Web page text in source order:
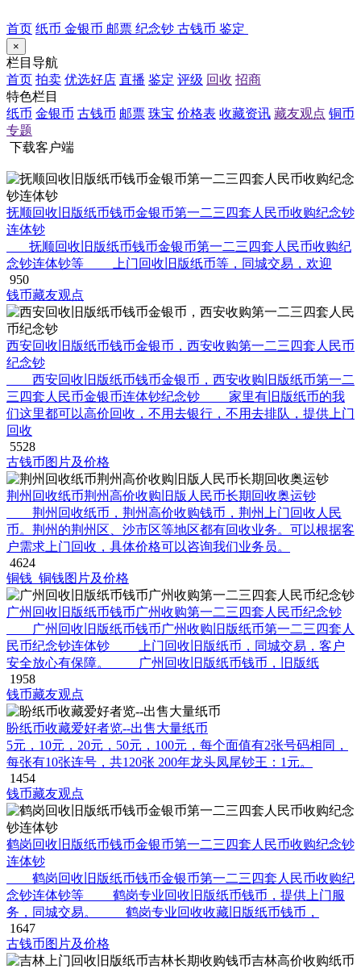
首页 纸币 金银币 邮票 纪念钞 古钱币 鉴定
×
栏目导航
首页 拍卖 优选好店 直播 鉴定 评级 回收 招商
特色栏目
纸币 金银币 古钱币 邮票 珠宝 价格表 收藏资讯 藏友观点 铜币
专题
下载客户端
抚顺回收旧版纸币钱币金银币第一二三四套人民币收购纪念钞
连体钞
抚顺回收旧版纸币钱币金银币第一二三四套人民币收购纪
念钞连体钞等 上门回收旧版纸币等，同城交易，欢迎
950
钱币藏友观点
西安回收旧版纸币钱币金银币，西安收购第一二三四套人民币
纪念钞
西安回收旧版纸币钱币金银币，西安收购旧版纸币第一二
三四套人民币金银币连体钞纪念钞 家里有旧版纸币的我
们这里都可以高价回收，不用去银行，不用去排队，提供上门
回收
5528
古钱币图片及价格
荆州回收纸币荆州高价收购旧版人民币长期回收奥运钞
荆州回收纸币，荆州高价收购钱币，荆州上门回收人民
币。荆州的荆州区、沙市区等地区都有回收业务。可以根据客
户需求上门回收，具体价格可以咨询我们业务员。
4624
铜钱_铜钱图片及价格
广州回收旧版纸币钱币广州收购第一二三四套人民币纪念钞
广州回收旧版纸币钱币广州收购旧版纸币第一二三四套人
民币纪念钞连体钞 上门回收旧版纸币，同城交易，客户
安全放心有保障。 广州回收旧版纸币钱币，旧版纸
1958
钱币藏友观点
盼纸币收藏爱好者览--出售大量纸币
5元，10元，20元，50元，100元，每个面值有2张号码相同，
每张有10张连号，共120张 200年龙头凤尾钞王：1元。
1454
钱币藏友观点
鹤岗回收旧版纸币钱币金银币第一二三四套人民币收购纪念钞
连体钞
鹤岗回收旧版纸币钱币金银币第一二三四套人民币收购纪
念钞连体钞等 鹤岗专业回收旧版纸币钱币，提供上门服
务，同城交易。 鹤岗专业回收收藏旧版纸币钱币，
1647
古钱币图片及价格